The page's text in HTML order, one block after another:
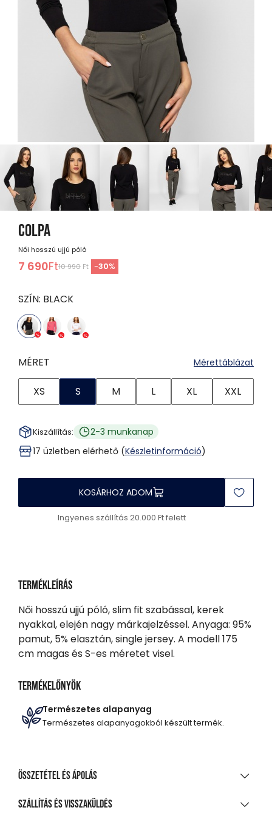
COLPA
Női hosszú ujjú póló
7 690Ft10 990 Ft -30%
SZÍN: BLACK
MÉRET Mérettáblázat
XS S M L XL XXL
Kiszállítás:
2-3 munkanap
17 üzletben elérhető (Készletinformáció)
KOSÁRHOZ ADOM
Ingyenes szállítás 20.000 Ft felett
Termékleírás
Női hosszú ujjú póló, slim fit szabással, kerek
nyakkal, elején nagy márkajelzéssel. Anyaga: 95%
pamut, 5% elasztán, single jersey. A modell 175
cm magas és S-es méretet visel.
Termékelőnyök
Természetes alapanyag
Természetes alapanyagokból készült termék.
Összetétel és ápolás
ANYAGÖSSZETÉTEL
Szállítás és visszaküldés